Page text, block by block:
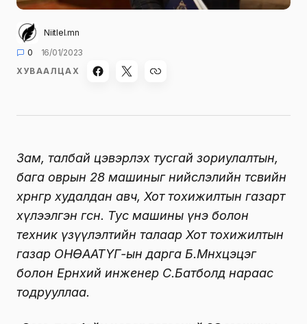
Niitlel.mn
0
16/01/2023
ХУВААЛЦАХ
Зам, талбай цэвэрлэх тусгай зориулалтын,
бага оврын 28 машиныг нийслэлийн төсвийн
хөрөнгөөр худалдан авч, Хот тохижилтын газарт
хүлээлгэн өгсөн. Тус машины үнэ болон
техник үзүүлэлтийн талаар Хот тохижилтын
газар ОНӨААТҮГ-ын дарга Б.Мөнхцэцэг
болон Ерөнхий инженер С.Батболд нараас
тодрууллаа.